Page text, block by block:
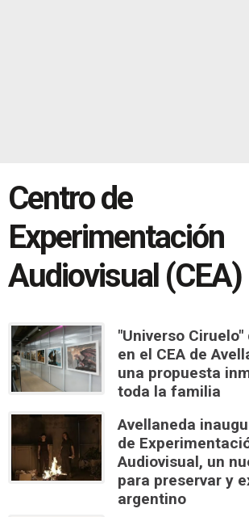
Centro de
Experimentación
Audiovisual (CEA)
"Universo
en el CEA de
una propuesta
toda la familia
Avellaneda
de
Audiovisual, un
para preservar y
argentino